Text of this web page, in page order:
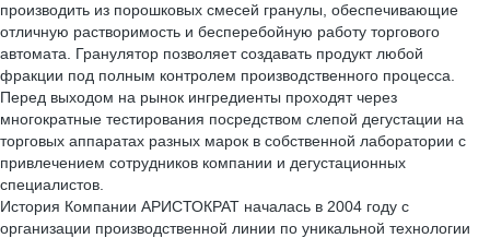
производить из порошковых смесей гранулы, обеспечивающие
отличную растворимость и бесперебойную работу торгового
автомата. Гранулятор позволяет создавать продукт любой
фракции под полным контролем производственного процесса.
Перед выходом на рынок ингредиенты проходят через
многократные тестирования посредством слепой дегустации на
торговых аппаратах разных марок в собственной лаборатории с
привлечением сотрудников компании и дегустационных
специалистов.
История Компании АРИСТОКРАТ началась в 2004 году с
организации производственной линии по уникальной технологии